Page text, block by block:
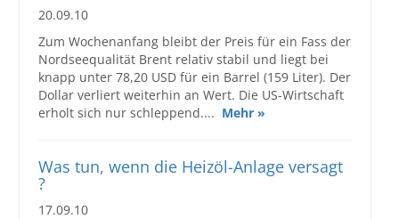
20.09.10
Zum Wochenanfang bleibt der Preis für ein Fass der
Nordseequalität Brent relativ stabil und liegt bei
knapp unter 78,20 USD für ein Barrel (159 Liter). Der
Dollar verliert weiterhin an Wert. Die US-Wirtschaft
erholt sich nur schleppend.... Mehr »
Was tun, wenn die Heizöl-Anlage versagt
?
17.09.10